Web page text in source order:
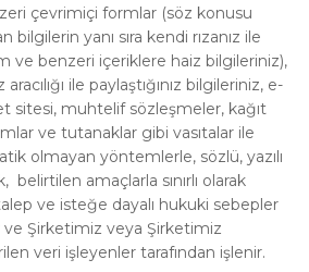
çevrimiçi formlar (söz konusu
yanı sıra kendi rızanız ile
ve benzeri içeriklere haiz bilgileriniz),
ile paylaştığınız bilgileriniz, e-
sitesi, muhtelif sözleşmeler, kağıt
ve tutanaklar gibi vasıtalar ile
olmayan yöntemlerle, sözlü, yazılı
belirtilen amaçlarla sınırlı olarak
ve isteğe dayalı hukuki sebepler
ve Şirketimiz veya Şirketimiz
veri işleyenler tarafından işlenir.